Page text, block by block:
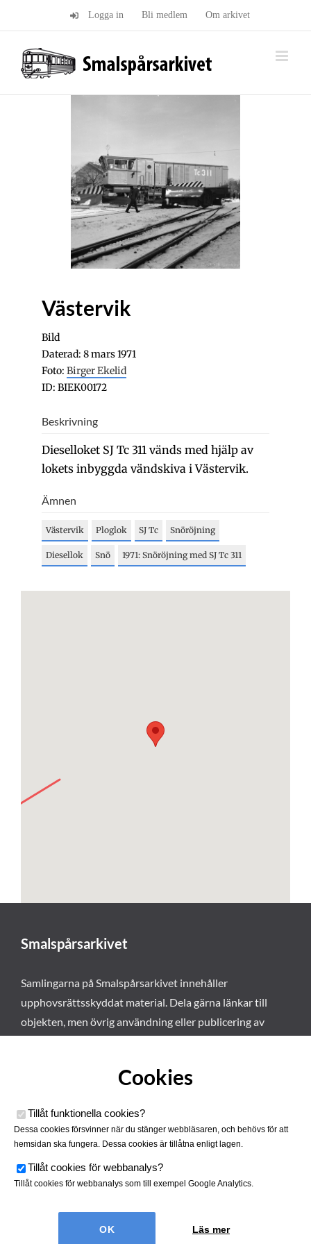
Logga in Bli medlem Om arkivet
Västervik
Bild
Daterad: 8 mars 1971
Foto: Birger Ekelid
ID: BIEK00172
Beskrivning
Dieselloket SJ Tc 311 vänds med hjälp av
lokets inbyggda vändskiva i Västervik.
Ämnen
Västervik Ploglok SJ Tc Snöröjning
Diesellok Snö 1971: Snöröjning med SJ Tc 311
Smalspårsarkivet
Samlingarna på Smalspårsarkivet innehåller
upphovsrättsskyddat material. Dela gärna länkar till
objekten, men övrig användning eller publicering av
Smalspårsarkivet drivs av
Tjustbygdens Järnvägsförening
Cookies
Tillåt funktionella cookies?
Dessa cookies försvinner när du stänger webbläsaren, och behövs för att
hemsidan ska fungera. Dessa cookies är tillåtna enligt lagen.
Tillåt cookies för webbanalys?
Tillåt cookies för webbanalys som till exempel Google Analytics.
Läs mer